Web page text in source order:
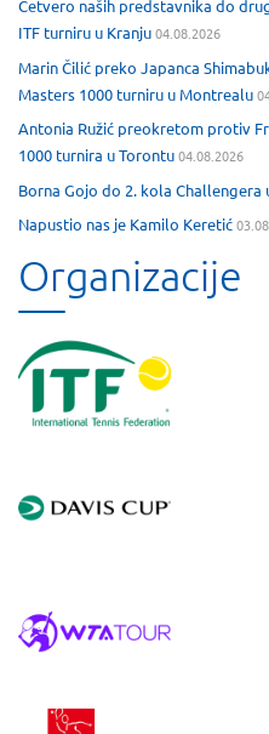
Četvero naših predstavnika do
ITF turniru u Kranju04.08.2026
Marin Čilić preko Japanca
Masters 1000 turniru u Montrealu
Antonia Ružić preokretom protiv
1000 turnira u Torontu04.08.2026
Borna Gojo do 2. kola Challengera
Napustio nas je Kamilo Keretić
Organizacije